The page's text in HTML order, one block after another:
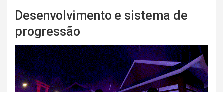
Desenvolvimento e sistema de
progressão